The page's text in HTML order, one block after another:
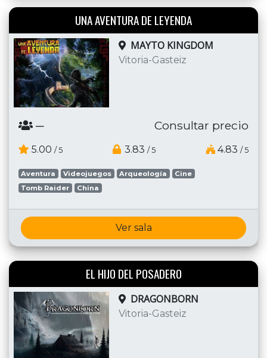
UNA AVENTURA DE LEYENDA
MAYTO KINGDOM
Vitoria-Gasteiz
─ Consultar precio
5.00 / 5 3.83 / 5 4.83 / 5
Aventura Videojuegos Arqueología
Cine
Tomb Raider
China
Ver sala
EL HIJO DEL POSADERO
DRAGONBORN
Vitoria-Gasteiz